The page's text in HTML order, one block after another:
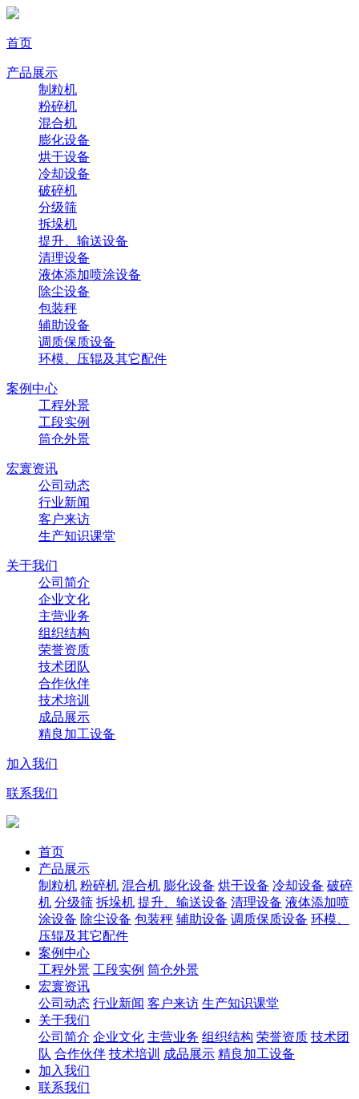
首页
产品展示
制粒机
粉碎机
混合机
膨化设备
烘干设备
冷却设备
破碎机
分级筛
拆垛机
提升、输送设备
清理设备
液体添加喷涂设备
除尘设备
包装秤
辅助设备
调质保质设备
环模、压辊及其它配件
案例中心
工程外景
工段实例
筒仓外景
宏寰资讯
公司动态
行业新闻
客户来访
生产知识课堂
关于我们
公司简介
企业文化
主营业务
组织结构
荣誉资质
技术团队
合作伙伴
技术培训
成品展示
精良加工设备
加入我们
联系我们
首页
产品展示
制粒机 粉碎机 混合机 膨化设备 烘干设备 冷却设备 破碎
机 分级筛 拆垛机 提升、输送设备 清理设备 液体添加喷
涂设备 除尘设备 包装秤 辅助设备 调质保质设备 环模、
压辊及其它配件
案例中心
工程外景 工段实例 筒仓外景
宏寰资讯
公司动态 行业新闻 客户来访 生产知识课堂
关于我们
公司简介 企业文化 主营业务 组织结构 荣誉资质 技术团
队 合作伙伴 技术培训 成品展示 精良加工设备
加入我们
联系我们